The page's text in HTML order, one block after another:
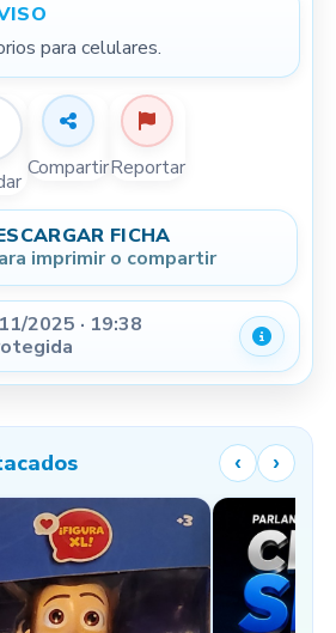
para celulares.
CompartirReportar
FICHA
imprimir o compartir
2025 · 19:38
‹ ›